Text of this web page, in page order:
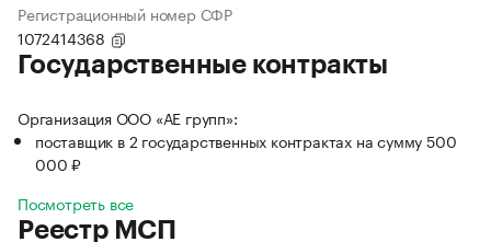
Регистрационный номер СФР
1072414368
Государственные контракты
Организация ООО «АЕ групп»:
поставщик в 2 государственных контрактах на сумму 500
000 ₽
Посмотреть все
Реестр МСП